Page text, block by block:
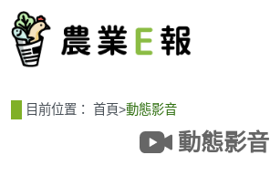
目前位置： 首頁>動態影音
動態影音